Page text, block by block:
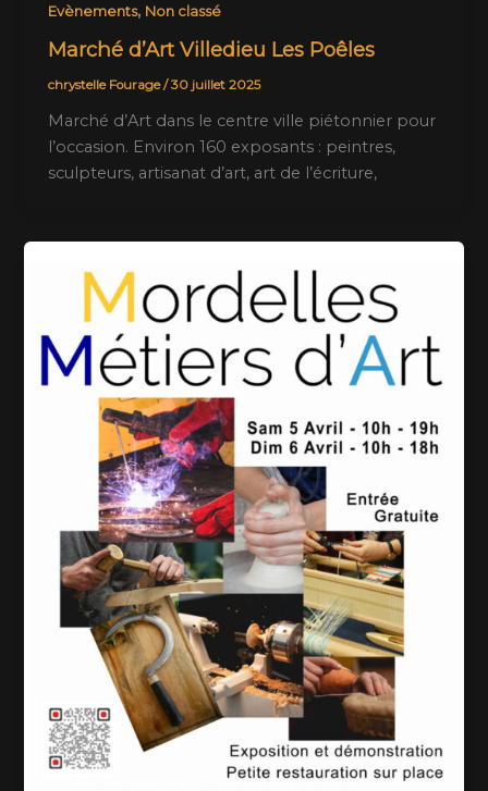
Evènements, Non classé
Marché d’Art Villedieu Les Poêles
chrystelle Fourage/30 juillet 2025
Marché d’Art dans le centre ville piétonnier pour
l’occasion. Environ 160 exposants : peintres,
sculpteurs, artisanat d’art, art de l’écriture,